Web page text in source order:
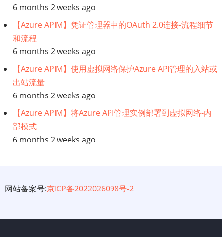
6 months 2 weeks ago
【Azure APIM】凭证管理器中的OAuth 2.0连接-流程细节
和流程
6 months 2 weeks ago
【Azure APIM】使用虚拟网络保护Azure API管理的入站或
出站流量
6 months 2 weeks ago
【Azure APIM】将Azure API管理实例部署到虚拟网络-内
部模式
6 months 2 weeks ago
网站备案号:京ICP备2022026098号-2